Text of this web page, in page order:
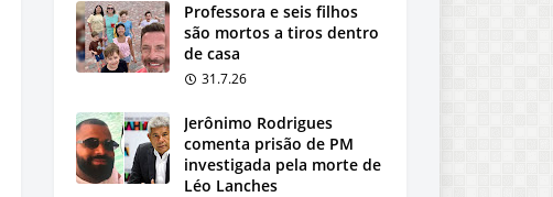
Professora e seis filhos
são mortos a tiros dentro
de casa
31.7.26
Jerônimo Rodrigues
comenta prisão de PM
investigada pela morte de
Léo Lanches